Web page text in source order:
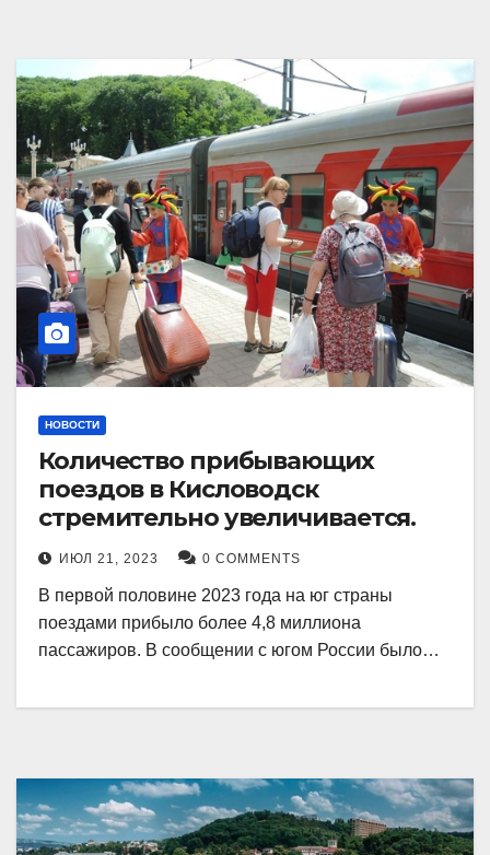
НОВОСТИ
Количество прибывающих
поездов в Кисловодск
стремительно увеличивается.
ИЮЛ 21, 2023 0 COMMENTS
В первой половине 2023 года на юг страны
поездами прибыло более 4,8 миллиона
пассажиров. В сообщении с югом России было…